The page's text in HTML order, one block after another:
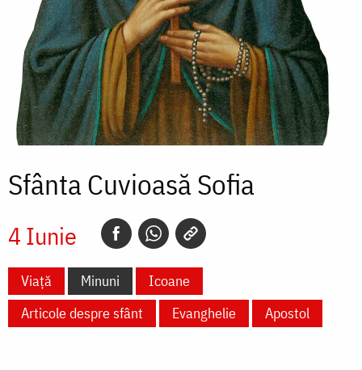
Sfânta Cuvioasă Sofia
4 Iunie
Viață Minuni
Icoane
Articole despre sfânt
Evanghelie Apostol